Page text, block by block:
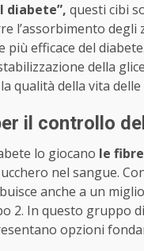
diabete”, questi cibi
l’assorbimento
efficace del
della
qualità della vita
il controllo
lo giocano le
nel sangue.
anche a un
2. In questo gruppo
opzioni